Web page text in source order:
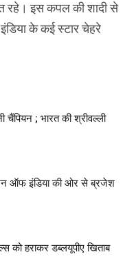
रहे। इस कपल की शादी से
के कई स्टार चेहरे
चैंपियन ; भारत की श्रीवल्ली
ऑफ इंडिया की ओर से ब्रजेश
को हराकर डब्लयूपीए खिताब